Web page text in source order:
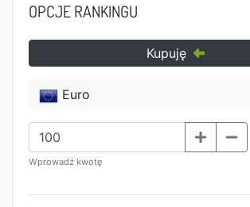
OPCJE RANKINGU
Kupuję
Euro
Wprowadź kwotę